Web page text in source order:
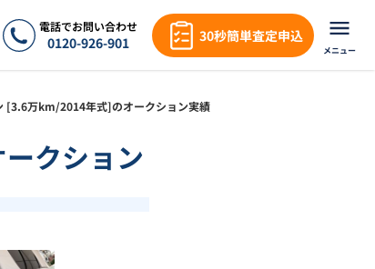
電話でお問い合わせ
0120-926-901 30秒簡単査定申込
メニュー
[3.6万km/2014年式]のオークション実績
クション
1/18